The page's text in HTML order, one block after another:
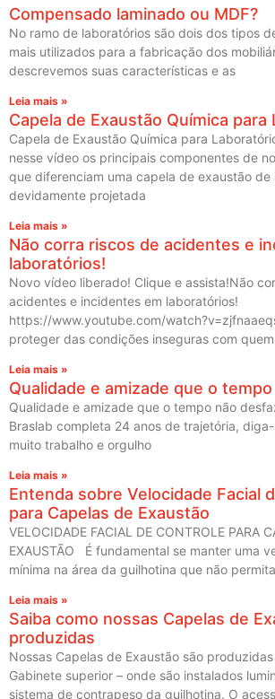
Compensado laminado ou MDF?
No ramo de laboratórios são dois dos tipos
mais utilizados para a fabricação dos
descrevemos suas características e as
Leia mais »
Capela de Exaustão Química para
Capela de Exaustão Química para
nesse vídeo os principais componentes de
que diferenciam uma capela de exaustão de
devidamente projetada
Leia mais »
Não corra riscos de acidentes e
laboratórios!
Novo vídeo liberado! Clique e assista!Não
acidentes e incidentes em laboratórios!
https://www.youtube.com/
proteger das condições inseguras com
Leia mais »
Qualidade e amizade que o
Qualidade e amizade que o tempo não
Braslab completa 24 anos de trajetória,
muito trabalho e orgulho
Leia mais »
Entenda sobre Velocidade Facial
para Capelas de Exaustão
VELOCIDADE FACIAL DE CONTROLE PARA
EXAUSTÃO É fundamental se manter uma
mínima na área da guilhotina que não
Leia mais »
Saiba como nossas Capelas de
produzidas
Nossas Capelas de Exaustão são
Gabinete superior – onde são instalados
sistema de contrapeso da guilhotina. O